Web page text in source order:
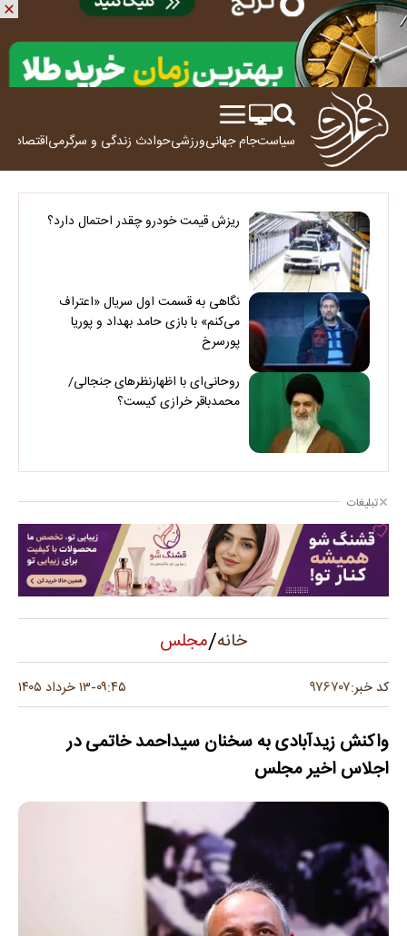
سیاستجام جهانیورزشیحوادث زندگی و سرگرمیاقتصاد
ریزش قیمت خودرو چقدر احتمال دارد؟
نگاهی به قسمت اول سریال «اعتراف
می‌کنم» با بازی حامد بهداد و پوریا
پورسرخ
روحانی‌ای با اظهارنظرهای جنجالی/
محمدباقر خرازی کیست؟
تبلیغات
خانه/مجلس
کد خبر:۹۷۶۷۰۷ ۰۹:۴۵-۱۳ خرداد ۱۴۰۵
واکنش زیدآبادی به سخنان سیداحمد خاتمی در
اجلاس اخیر مجلس